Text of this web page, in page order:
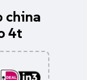
china
4t